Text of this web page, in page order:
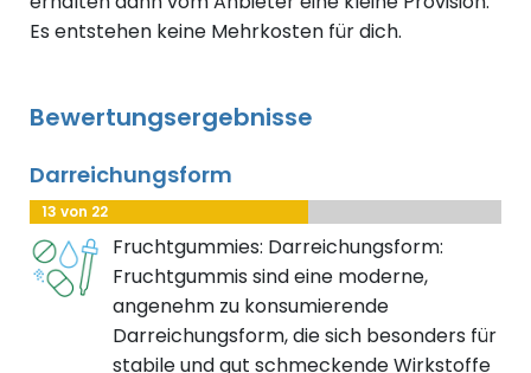
Es entstehen keine Mehrkosten für dich.
Bewertungsergebnisse
Darreichungsform
13 von 22
Fruchtgummies: Darreichungsform:
Fruchtgummis sind eine moderne,
angenehm zu konsumierende
Darreichungsform, die sich besonders für
stabile und gut schmeckende Wirkstoffe